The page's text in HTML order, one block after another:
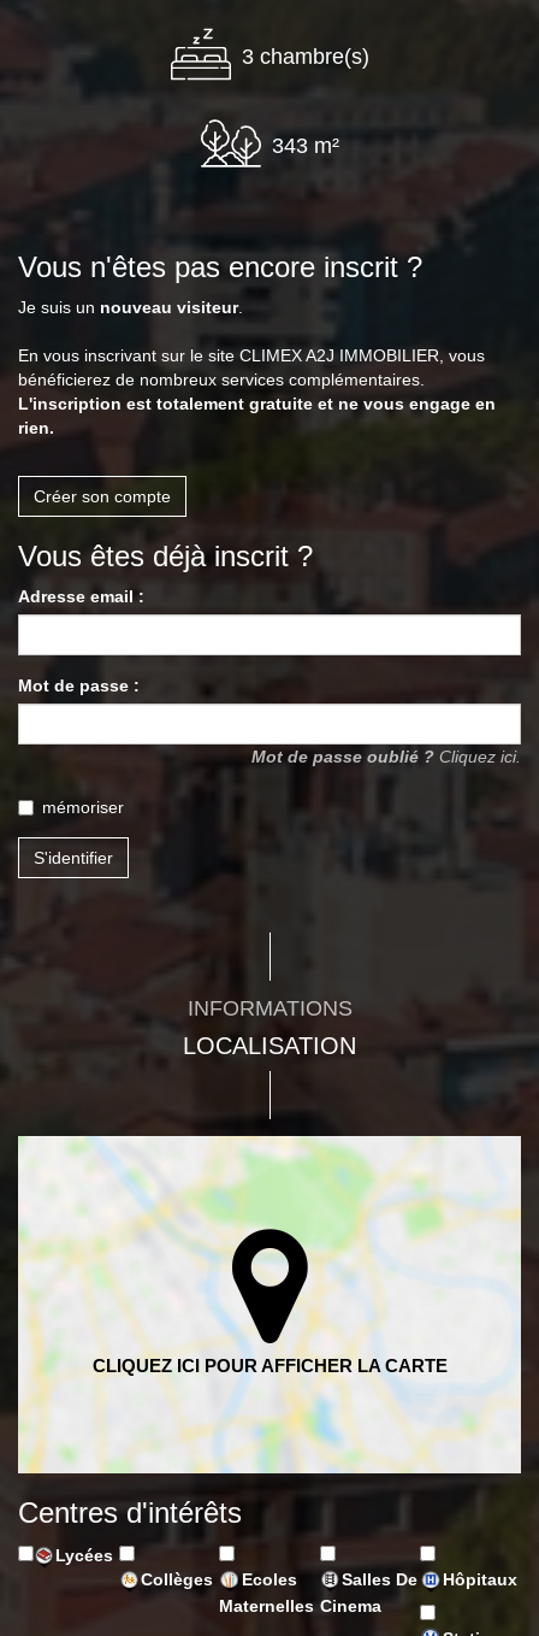
3 chambre(s)
343 m²
Vous n'êtes pas encore inscrit ?
Je suis un nouveau visiteur.
En vous inscrivant sur le site CLIMEX A2J IMMOBILIER, vous
bénéficierez de nombreux services complémentaires.
L'inscription est totalement gratuite et ne vous engage en
rien.
Créer son compte
Vous êtes déjà inscrit ?
Adresse email :
Mot de passe :
Mot de passe oublié ? Cliquez ici.
mémoriser
S'identifier
INFORMATIONS
LOCALISATION
Centres d'intérêts
Lycées
Collèges
Ecoles
Maternelles
Salles De
Cinema
Hôpitaux